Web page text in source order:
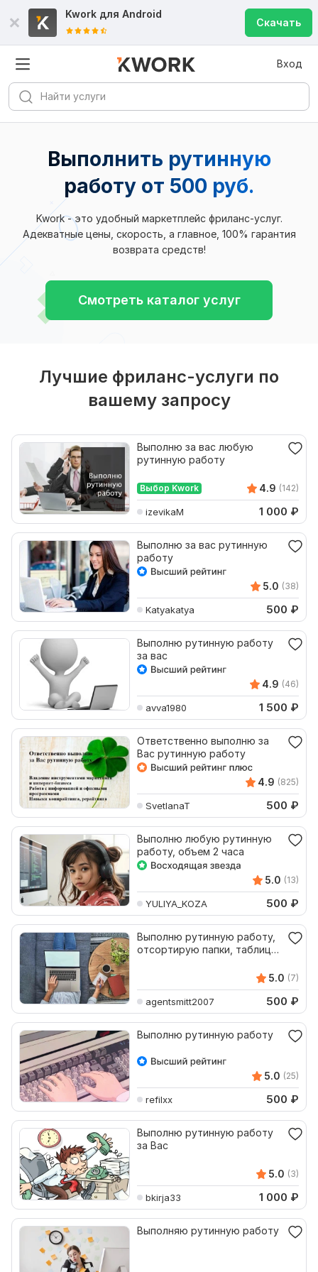
Kwork для Android
Скачать
Вход
Выполнить рутинную
работу от 500 руб.
Kwork - это удобный маркетплейс фриланс-услуг.
Адекватные цены, скорость, а главное, 100% гарантия
возврата средств!
Смотреть каталог услуг
Лучшие фриланс-услуги по
вашему запросу
Выполню за вас любую
рутинную работу
Выбор Kwork 4.9 (142)
izevikaM 1 000 ₽
Выполню за вас рутинную
работу
5.0 (38)
Katyakatya 500 ₽
Выполню рутинную работу
за вас
4.9 (46)
avva1980 1 500 ₽
Ответственно выполню за
Вас рутинную работу
4.9 (825)
SvetlanaT 500 ₽
Выполню любую рутинную
работу, объем 2 часа
5.0 (13)
YULIYA_KOZA 500 ₽
Выполню рутинную работу,
отсортирую папки, таблицы,
5.0 (7)
agentsmitt2007 500 ₽
Выполню рутинную работу
5.0 (25)
refilxx 500 ₽
Выполню рутинную работу
за Вас
5.0 (3)
bkirja33 1 000 ₽
Выполняю рутинную работу